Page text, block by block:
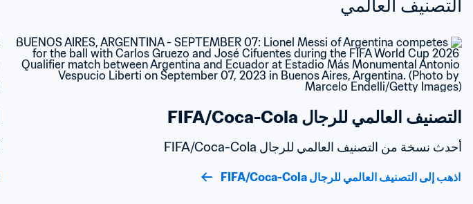
التصنيف العالمي
التصنيف العالمي للرجال FIFA/Coca-Cola
أحدث نسخة من التصنيف العالمي للرجال FIFA/Coca-Cola
اذهب إلى التصنيف العالمي للرجال FIFA/Coca-Cola